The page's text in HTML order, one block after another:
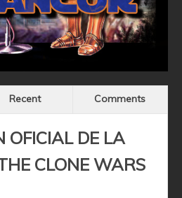
Recent Comments
OFICIAL DE LA
CLONE WARS